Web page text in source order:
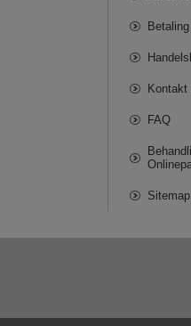
Betaling
Kontakt
FAQ
Sitemap